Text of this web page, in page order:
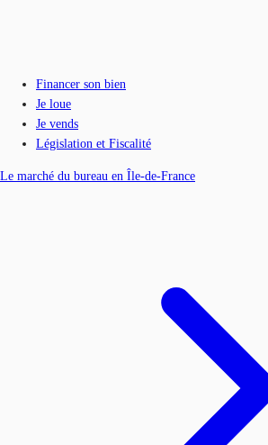
Financer son bien
Je loue
Je vends
Législation et Fiscalité
Le marché du bureau en Île-de-France